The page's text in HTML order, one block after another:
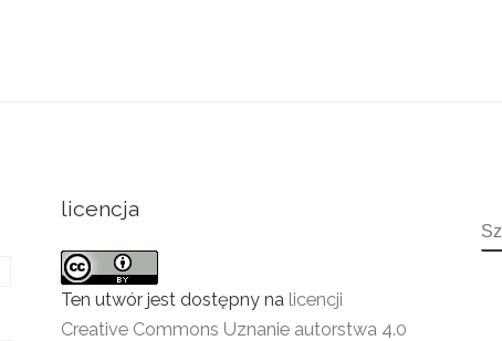
licencja
Ten utwór jest dostępny na licencji
Creative Commons Uznanie autorstwa 4.0